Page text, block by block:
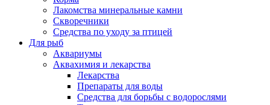
Лакомства минеральные камни
Скворечники
Средства по уходу за птицей
Для рыб
Аквариумы
Аквахимия и лекарства
Лекарства
Препараты для воды
Средства для борьбы с водорослями